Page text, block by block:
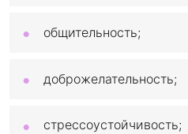
общительность;
доброжелательность;
стрессоустойчивость;